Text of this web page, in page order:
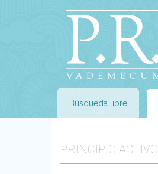
Búsqueda libre
PRINCIPIO ACTIVO